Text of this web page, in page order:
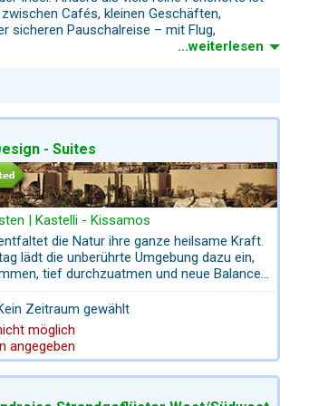
Cafés, kleinen Geschäften,
sicheren Pauschalreise – mit Flug,
Ausgrabungen
im Handel Westkretas spielte. In
wurden direkt im heutigen Stadtgebiet
wurde, wodurch Kissamos heute eher
Region zu sehen.
eine kurze Wanderung oder einen Kultur-
...weiterlesen
- Suites
| Kastelli - Kissamos
die Natur ihre ganze heilsame Kraft.
lädt die unberührte Umgebung dazu ein,
tief durchzuatmen und neue Balance
und das Gefühl von Freiheit zu einem
für Körper, Geist und Seele.
Fünf-Sterne-Boutique-Ökohotel auf Kreta,
Rückzugsort konzipiert, stehen
Reisen und authentische
im Mittelpunkt des Erlebnisses. Erleben Sie
Zeitraum gewählt
möglich
angegeben